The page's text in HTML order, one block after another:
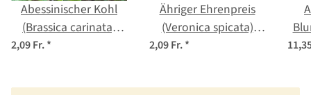
Abessinischer Kohl
(Brassica carinata)
2,09 Fr.*
Ähriger Ehrenpreis
(Veronica spicata)
2,09 Fr.*